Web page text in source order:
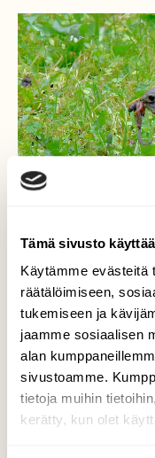
Tämä sivusto
Käytämme evästeitä
räätälöimiseen,
tukemiseen ja
jaamme sosiaalisen
alan
sivustoamme.
tietoja muihin
kerätty, kun olet
Jopa monta